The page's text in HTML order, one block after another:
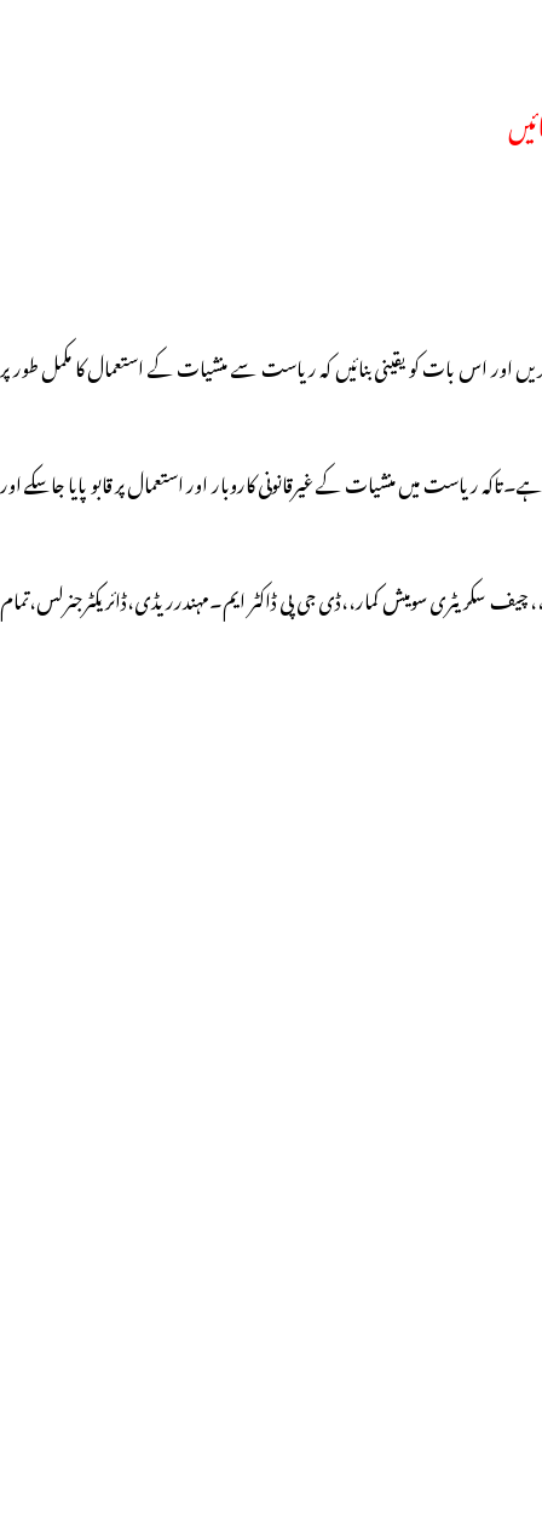
اور اس بات کو یقینی بنائیں کہ ریاست سے منشیات کے استعمال کا مکمل طور پر
ہے۔تاکہ ریاست میں منشیات کے غیرقانونی کاروبار اور استعمال پر قابو پایا جاسکے اور
سکریٹری سومیش کمار،،ڈی جی پی ڈاکٹر ایم۔مہندرریڈی،ڈائریکٹرجنرلس،تمام